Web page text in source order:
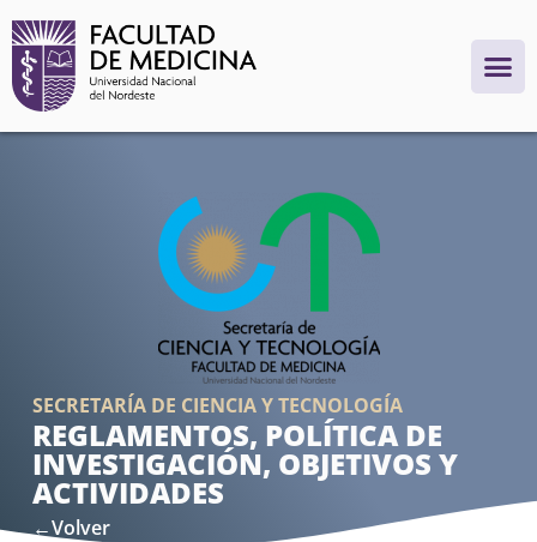
SECRETARÍA DE CIENCIA Y TECNOLOGÍA
REGLAMENTOS, POLÍTICA DE
INVESTIGACIÓN, OBJETIVOS Y
ACTIVIDADES
←Volver